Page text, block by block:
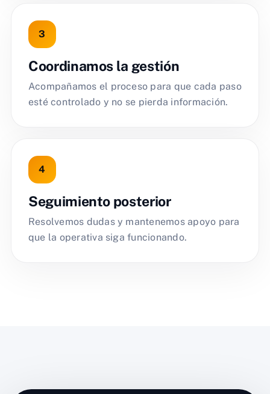
Coordinamos la gestión
Acompañamos el proceso para que cada paso
esté controlado y no se pierda información.
Seguimiento posterior
Resolvemos dudas y mantenemos apoyo para
que la operativa siga funcionando.